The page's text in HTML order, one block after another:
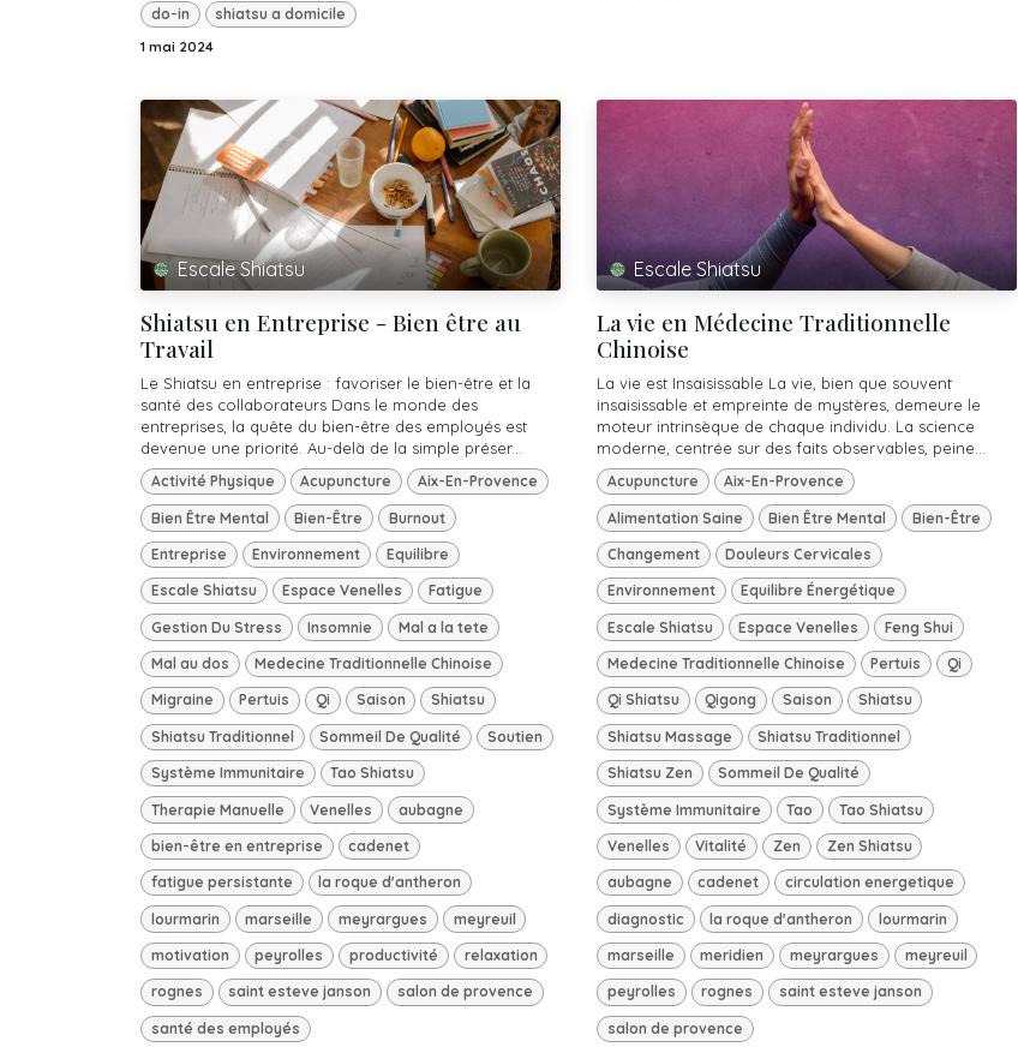
do-in shiatsu a domicile
1 mai 2024
Escale Shiatsu
Shiatsu en Entreprise - Bien être au
Travail
Le Shiatsu en entreprise : favoriser le bien-être et la
santé des collaborateurs Dans le monde des
entreprises, la quête du bien-être des employés est
devenue une priorité. Au-delà de la simple préser...
Activité Physique Acupuncture Aix-En-Provence
Bien Être Mental Bien-Être Burnout
Entreprise Environnement Equilibre
Escale Shiatsu Espace Venelles Fatigue
Gestion Du Stress Insomnie Mal a la tete
Mal au dos Medecine Traditionnelle Chinoise
Migraine Pertuis Qi Saison Shiatsu
Shiatsu Traditionnel Sommeil De Qualité Soutien
Système Immunitaire Tao Shiatsu
Therapie Manuelle Venelles aubagne
bien-être en entreprise cadenet
fatigue persistante la roque d'antheron
lourmarin marseille meyrargues meyreuil
motivation peyrolles productivité relaxation
rognes saint esteve janson salon de provence
santé des employés
Escale Shiatsu
La vie en Médecine Traditionnelle
Chinoise
La vie est Insaisissable La vie, bien que souvent
insaisissable et empreinte de mystères, demeure le
moteur intrinsèque de chaque individu. La science
moderne, centrée sur des faits observables, peine...
Acupuncture Aix-En-Provence
Alimentation Saine Bien Être Mental Bien-Être
Changement Douleurs Cervicales
Environnement Equilibre Énergétique
Escale Shiatsu Espace Venelles Feng Shui
Medecine Traditionnelle Chinoise Pertuis Qi
Qi Shiatsu Qigong Saison Shiatsu
Shiatsu Massage Shiatsu Traditionnel
Shiatsu Zen Sommeil De Qualité
Système Immunitaire Tao Tao Shiatsu
Venelles Vitalité Zen Zen Shiatsu
aubagne cadenet circulation energetique
diagnostic la roque d'antheron lourmarin
marseille meridien meyrargues meyreuil
peyrolles rognes saint esteve janson
salon de provence